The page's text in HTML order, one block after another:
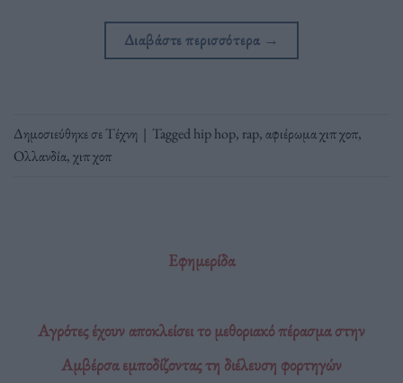
Διαβάστε περισσότερα →
Δημοσιεύθηκε σεΤέχνη | Taggedhip hop, rap,αφιέρωμα χιπ χοπ,
Ολλανδία,χιπ χοπ
Εφημερίδα
Αγρότες έχουν αποκλείσει το μεθοριακό πέρασμα στην
Αμβέρσα εμποδίζοντας τη διέλευση φορτηγών